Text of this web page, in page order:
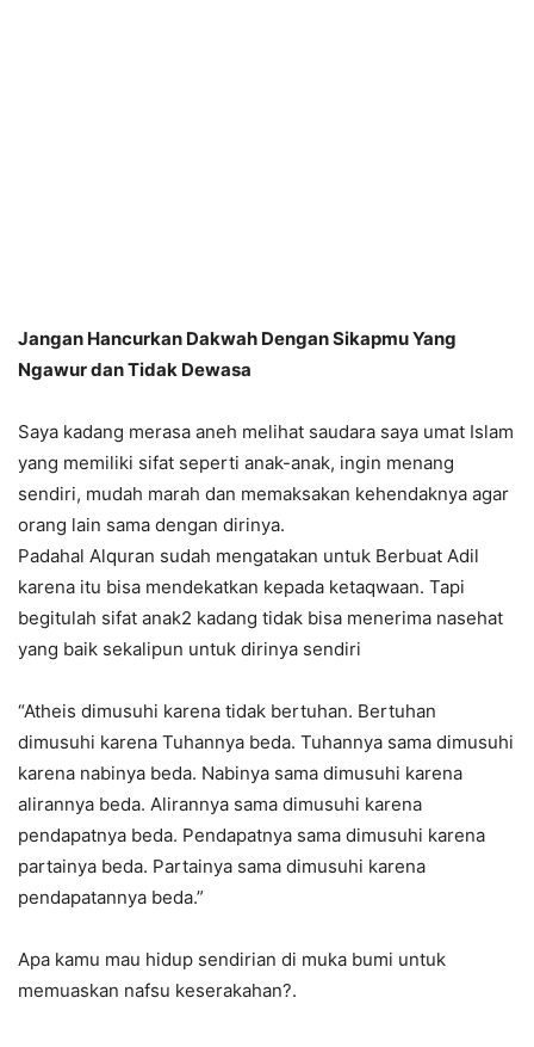
Jangan Hancurkan Dakwah Dengan Sikapmu Yang
Ngawur dan Tidak Dewasa
Saya kadang merasa aneh melihat saudara saya umat Islam
yang memiliki sifat seperti anak-anak, ingin menang
sendiri, mudah marah dan memaksakan kehendaknya agar
orang lain sama dengan dirinya.
Padahal Alquran sudah mengatakan untuk Berbuat Adil
karena itu bisa mendekatkan kepada ketaqwaan. Tapi
begitulah sifat anak2 kadang tidak bisa menerima nasehat
yang baik sekalipun untuk dirinya sendiri
“Atheis dimusuhi karena tidak bertuhan. Bertuhan
dimusuhi karena Tuhannya beda. Tuhannya sama dimusuhi
karena nabinya beda. Nabinya sama dimusuhi karena
alirannya beda. Alirannya sama dimusuhi karena
pendapatnya beda. Pendapatnya sama dimusuhi karena
partainya beda. Partainya sama dimusuhi karena
pendapatannya beda.”
Apa kamu mau hidup sendirian di muka bumi untuk
memuaskan nafsu keserakahan?.